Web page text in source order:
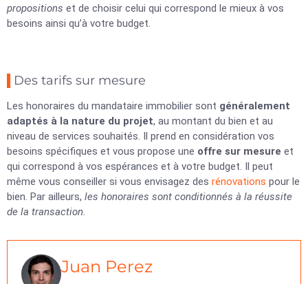
propositions et de choisir celui qui correspond le mieux à vos
besoins ainsi qu’à votre budget.
Des tarifs sur mesure
Les honoraires du mandataire immobilier sont généralement
adaptés à la nature du projet, au montant du bien et au
niveau de services souhaités. Il prend en considération vos
besoins spécifiques et vous propose une offre sur mesure et
qui correspond à vos espérances et à votre budget. Il peut
même vous conseiller si vous envisagez des rénovations pour le
bien. Par ailleurs, les honoraires sont conditionnés à la réussite
de la transaction.
Juan Perez